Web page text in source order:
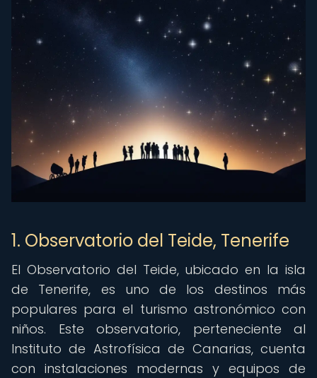
1. Observatorio del Teide, Tenerife
El Observatorio del Teide, ubicado en la isla
de Tenerife, es uno de los destinos más
populares para el turismo astronómico con
niños. Este observatorio, perteneciente al
Instituto de Astrofísica de Canarias, cuenta
con instalaciones modernas y equipos de